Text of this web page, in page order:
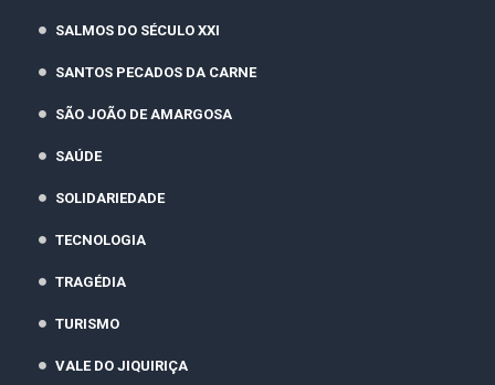
SALMOS DO SÉCULO XXI
SANTOS PECADOS DA CARNE
SÃO JOÃO DE AMARGOSA
SAÚDE
SOLIDARIEDADE
TECNOLOGIA
TRAGÉDIA
TURISMO
VALE DO JIQUIRIÇA